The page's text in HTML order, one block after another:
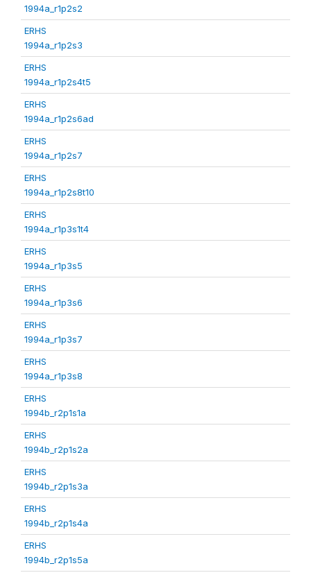
1994a_r1p2s2
ERHS
1994a_r1p2s3
ERHS
1994a_r1p2s4t5
ERHS
1994a_r1p2s6ad
ERHS
1994a_r1p2s7
ERHS
1994a_r1p2s8t10
ERHS
1994a_r1p3s1t4
ERHS
1994a_r1p3s5
ERHS
1994a_r1p3s6
ERHS
1994a_r1p3s7
ERHS
1994a_r1p3s8
ERHS
1994b_r2p1s1a
ERHS
1994b_r2p1s2a
ERHS
1994b_r2p1s3a
ERHS
1994b_r2p1s4a
ERHS
1994b_r2p1s5a